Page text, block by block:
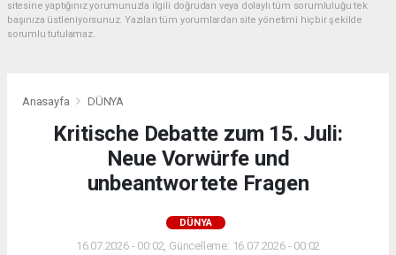
sitesine yaptığınız yorumunuzla ilgili doğrudan veya dolaylı tüm sorumluluğu tek
başınıza üstleniyorsunuz. Yazılan tüm yorumlardan site yönetimi hiçbir şekilde
sorumlu tutulamaz.
Anasayfa DÜNYA
Kritische Debatte zum 15. Juli:
Neue Vorwürfe und
unbeantwortete Fragen
DÜNYA
16.07.2026 - 00:02, Güncelleme: 16.07.2026 - 00:02